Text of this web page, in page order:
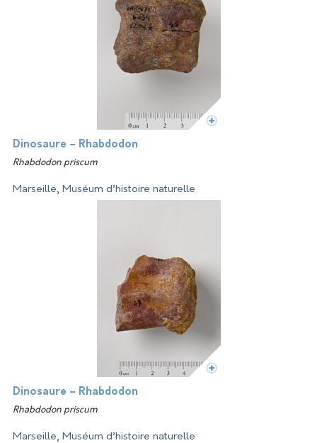
Dinosaure – Rhabdodon
Rhabdodon priscum
Marseille, Muséum d’histoire naturelle
Dinosaure – Rhabdodon
Rhabdodon priscum
Marseille, Muséum d’histoire naturelle